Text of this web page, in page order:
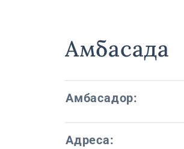
Амбасада
Амбасадор:
Адреса: